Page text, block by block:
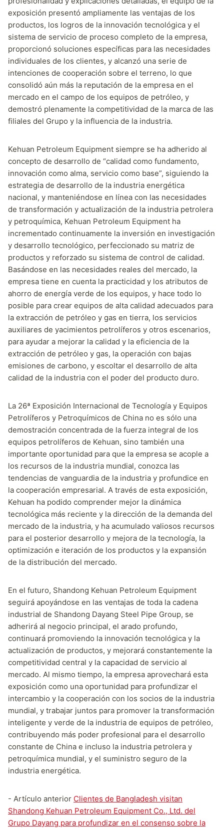
exposición presentó ampliamente las ventajas de los
productos, los logros de la innovación tecnológica y el
sistema de servicio de proceso completo de la empresa,
proporcionó soluciones específicas para las necesidades
individuales de los clientes, y alcanzó una serie de
intenciones de cooperación sobre el terreno, lo que
consolidó aún más la reputación de la empresa en el
mercado en el campo de los equipos de petróleo, y
demostró plenamente la competitividad de la marca de las
filiales del Grupo y la influencia de la industria.
Kehuan Petroleum Equipment siempre se ha adherido al
concepto de desarrollo de “calidad como fundamento,
innovación como alma, servicio como base”, siguiendo la
estrategia de desarrollo de la industria energética
nacional, y manteniéndose en línea con las necesidades
de transformación y actualización de la industria petrolera
y petroquímica, Kehuan Petroleum Equipment ha
incrementado continuamente la inversión en investigación
y desarrollo tecnológico, perfeccionado su matriz de
productos y reforzado su sistema de control de calidad.
Basándose en las necesidades reales del mercado, la
empresa tiene en cuenta la practicidad y los atributos de
ahorro de energía verde de los equipos, y hace todo lo
posible para crear equipos de alta calidad adecuados para
la extracción de petróleo y gas en tierra, los servicios
auxiliares de yacimientos petrolíferos y otros escenarios,
para ayudar a mejorar la calidad y la eficiencia de la
extracción de petróleo y gas, la operación con bajas
emisiones de carbono, y escoltar el desarrollo de alta
calidad de la industria con el poder del producto duro.
La 26ª Exposición Internacional de Tecnología y Equipos
Petrolíferos y Petroquímicos de China no es sólo una
demostración concentrada de la fuerza integral de los
equipos petrolíferos de Kehuan, sino también una
importante oportunidad para que la empresa se acople a
los recursos de la industria mundial, conozca las
tendencias de vanguardia de la industria y profundice en
la cooperación empresarial. A través de esta exposición,
Kehuan ha podido comprender mejor la dinámica
tecnológica más reciente y la dirección de la demanda del
mercado de la industria, y ha acumulado valiosos recursos
para el posterior desarrollo y mejora de la tecnología, la
optimización e iteración de los productos y la expansión
de la distribución del mercado.
En el futuro, Shandong Kehuan Petroleum Equipment
seguirá apoyándose en las ventajas de toda la cadena
industrial de Shandong Dayang Steel Pipe Group, se
adherirá al negocio principal, el arado profundo,
continuará promoviendo la innovación tecnológica y la
actualización de productos, y mejorará constantemente la
competitividad central y la capacidad de servicio al
mercado. Al mismo tiempo, la empresa aprovechará esta
exposición como una oportunidad para profundizar el
intercambio y la cooperación con los socios de la industria
mundial, y trabajar juntos para promover la transformación
inteligente y verde de la industria de equipos de petróleo,
contribuyendo más poder profesional para el desarrollo
constante de China e incluso la industria petrolera y
petroquímica mundial, y el suministro seguro de la
industria energética.
- Artículo anterior Clientes de Bangladesh visitan
Shandong Kehuan Petroleum Equipment Co., Ltd. del
Grupo Dayang para profundizar en el consenso sobre la